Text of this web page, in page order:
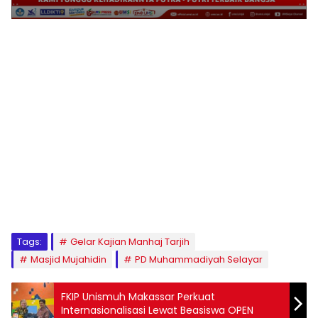
Tags:
Gelar Kajian Manhaj Tarjih
Masjid Mujahidin
PD Muhammadiyah Selayar
FKIP Unismuh Makassar Perkuat
Internasionalisasi Lewat Beasiswa OPEN